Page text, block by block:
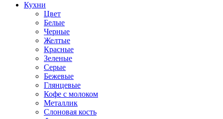
Кухни
Цвет
Белые
Черные
Желтые
Красные
Зеленые
Серые
Бежевые
Глянцевые
Кофе с молоком
Металлик
Слоновая кость